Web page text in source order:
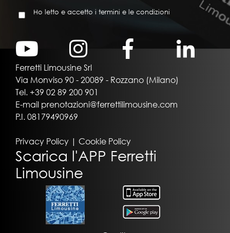
Ho letto e accetto i termini e le condizioni
Ferretti Limousine Srl
Via Monviso 90 - 20089 - Rozzano (Milano)
Tel. +39 02 89 200 901
E-mail prenotazioni@ferrettilimousine.com
P.I. 08179490969
Privacy Policy | Cookie Policy
Scarica l'APP Ferretti
Limousine